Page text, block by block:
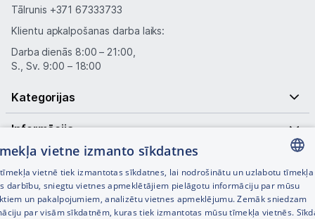
Tālrunis +371 67333733
Klientu apkalpošanas darba laiks:
Darba dienās 8:00 – 21:00,
S., Sv. 9:00 – 18:00
Kategorijas
Informācija
Noderīgas saites
LATVIAN
RUSSIAN
vietne izmanto sīkdatnes
vietnē tiek izmantotas sīkdatnes, lai nodrošinātu un uzlabotu tīmekļa
darbību, sniegtu vietnes apmeklētājiem pielāgotu informāciju par mūsu
un pakalpojumiem, analizētu vietnes apmeklējumu. Zemāk sniedzam
par visām sīkdatnēm, kuras tiek izmantotas mūsu tīmekļa vietnēs.